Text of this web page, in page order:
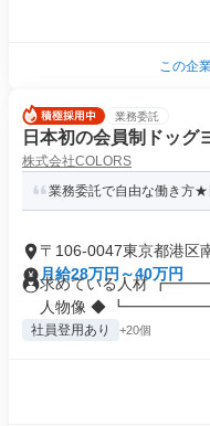
この企
業務委託
日本初の会員制ドッグ
株式会社COLORS
業務委託で自由な働き方
〒106-0047東京都港区
月給28万円～40万円
求めている人材
人物像 ◆
社員登用あり +20個